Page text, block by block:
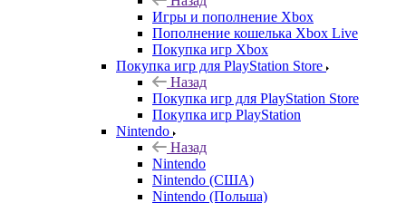
Игры и пополнение Xbox
Пополнение кошелька Xbox Live
Покупка игр Xbox
Покупка игр для PlayStation Store
Назад
Покупка игр для PlayStation Store
Покупка игр PlayStation
Nintendo
Назад
Nintendo
Nintendo (США)
Nintendo (Польша)